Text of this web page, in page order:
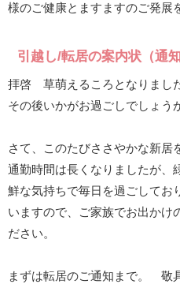
様のご健康とますますのご発
引越し/転居の案内状（
拝啓 草萌えるころとなりまし
その後いかがお過ごしでしょう
さて、このたびささやかな新居
通勤時間は長くなりましたが、
鮮な気持ちで毎日を過ごしてお
いますので、ご家族でお出かけ
ださい。
まずは転居のご通知まで。 敬